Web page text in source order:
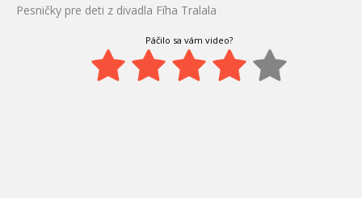
Pesničky pre deti z divadla Fíha Tralala
Páčilo sa vám video?